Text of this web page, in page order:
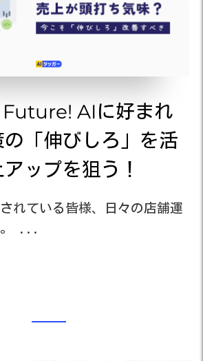
AIに好まれ
「伸びしろ」を活
ップを狙う！
れている皆様、日々の店舗運
。 ...